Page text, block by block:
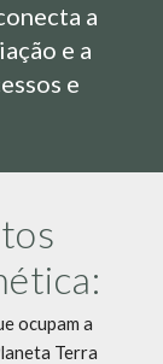
a
e a
e
ocupam a
Terra